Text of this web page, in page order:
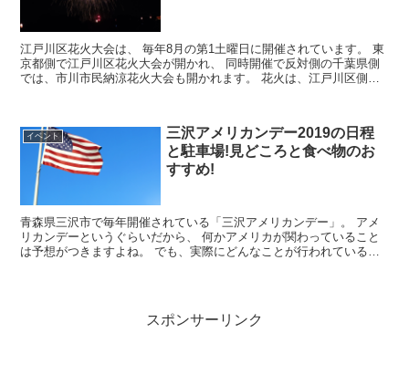
江戸川区花火大会は、 毎年8月の第1土曜日に開催されています。 東
京都側で江戸川区花火大会が開かれ、 同時開催で反対側の千葉県側
では、市川市民納涼花火大会も開かれます。 花火は、江戸川区側の
イベント
三沢アメリカンデー2019の日程
と駐車場!見どころと食べ物のお
すすめ!
青森県三沢市で毎年開催されている「三沢アメリカンデー」。 アメ
リカンデーというぐらいだから、 何かアメリカが関わっていること
は予想がつきますよね。 でも、実際にどんなことが行われているの
スポンサーリンク